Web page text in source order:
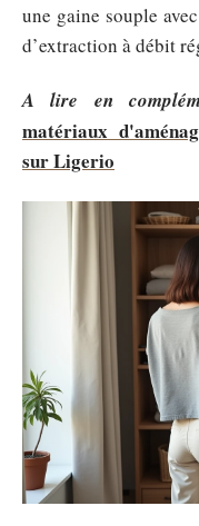
une gaine souple
d’extraction à débit
A lire en
matériaux
sur Ligerio